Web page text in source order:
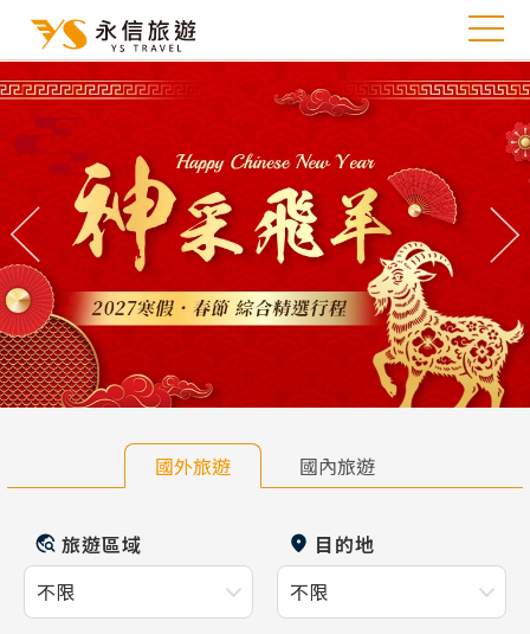
往前 往
國外旅遊 國內旅遊
旅遊區域 目的地